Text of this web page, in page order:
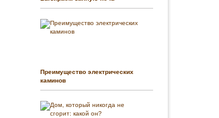
Преимущество электрических
каминов